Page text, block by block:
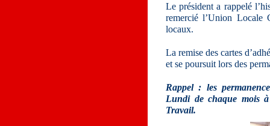
Le président a rappelé
remercié l’Union Locale
locaux.
La remise des cartes
et se poursuit lors des
Rappel : les
Lundi de chaque mois
Travail.